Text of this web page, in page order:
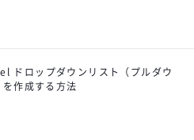
ドロップダウンリスト（プルダウ
を作成する方法